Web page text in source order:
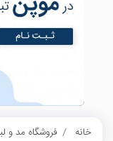
خانه فروشگاه مد و